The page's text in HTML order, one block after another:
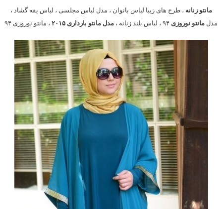
مانتو زنانه ، طرح های زیبا لباس بانوان ، مدل لباس مجلسی ، لباس یقه گشاد ،
مدل مانتو نوروزی مدل مانتو بارداری ۲۰۱۵ ، مانتو نوروزی ۹۴